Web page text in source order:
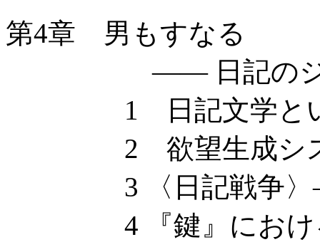
第4章 男もすなる
—— 日記のジェン
1 日記文学とい
2 欲望生成シス
3 〈日記戦争〉——
4 『鍵』における